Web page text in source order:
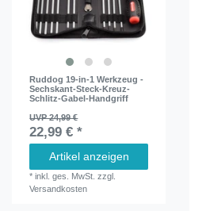
Ruddog 19-in-1 Werkzeug -
Sechskant-Steck-Kreuz-
Schlitz-Gabel-Handgriff
UVP 24,99 €
22,99 € *
Artikel anzeigen
*inkl. ges. MwSt. zzgl.
Versandkosten